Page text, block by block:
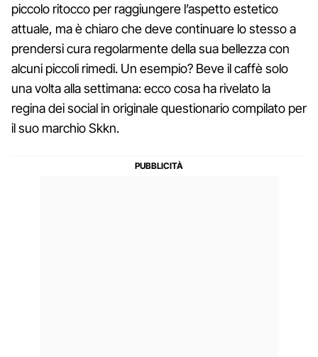
piccolo ritocco per raggiungere l’aspetto estetico
attuale, ma è chiaro che deve continuare lo stesso a
prendersi cura regolarmente della sua bellezza con
alcuni piccoli rimedi. Un esempio? Beve il caffè solo
una volta alla settimana: ecco cosa ha rivelato la
regina dei social in originale questionario compilato per
il suo marchio Skkn.